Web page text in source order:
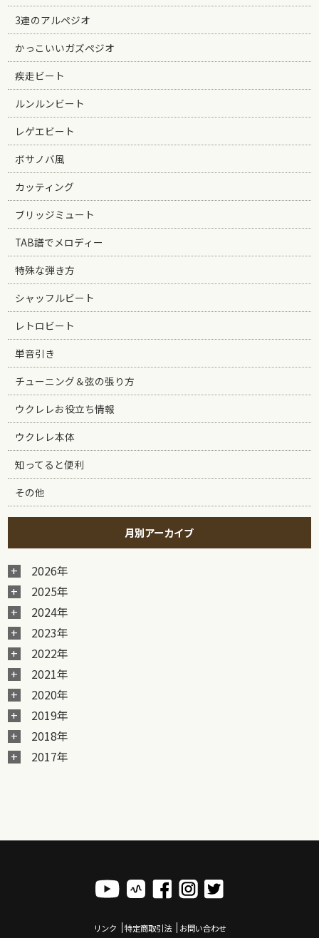
3連のアルペジオ
かっこいいガズペジオ
疾走ビート
ルンルンビート
レゲエビート
ボサノバ風
カッティング
ブリッジミュート
TAB譜でメロディー
特殊な弾き方
シャッフルビート
レトロビート
単音引き
チューニング＆弦の張り方
ウクレレお役立ち情報
ウクレレ本体
知ってると便利
その他
月別アーカイブ
2026年
2025年
2024年
2023年
2022年
2021年
2020年
2019年
2018年
2017年
リンク 特定商取引法 お問い合わせ